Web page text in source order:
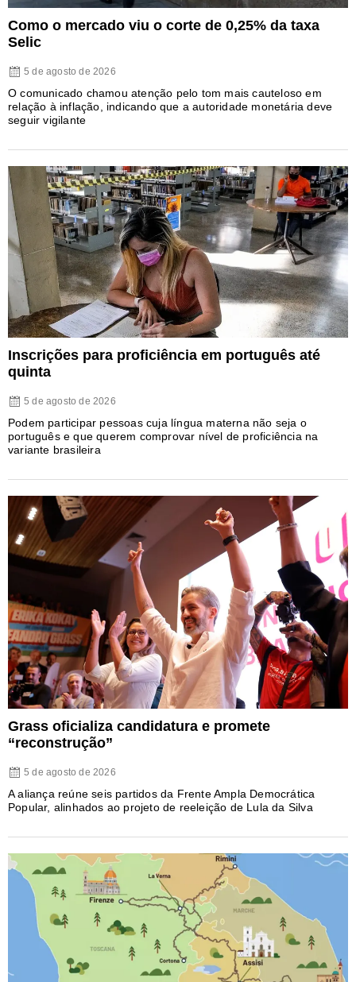
Como o mercado viu o corte de 0,25% da taxa
Selic
5 de agosto de 2026
O comunicado chamou atenção pelo tom mais cauteloso em
relação à inflação, indicando que a autoridade monetária deve
seguir vigilante
Inscrições para proficiência em português até
quinta
5 de agosto de 2026
Podem participar pessoas cuja língua materna não seja o
português e que querem comprovar nível de proficiência na
variante brasileira
Grass oficializa candidatura e promete
“reconstrução”
5 de agosto de 2026
A aliança reúne seis partidos da Frente Ampla Democrática
Popular, alinhados ao projeto de reeleição de Lula da Silva